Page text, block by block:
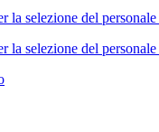
la selezione del
la selezione del